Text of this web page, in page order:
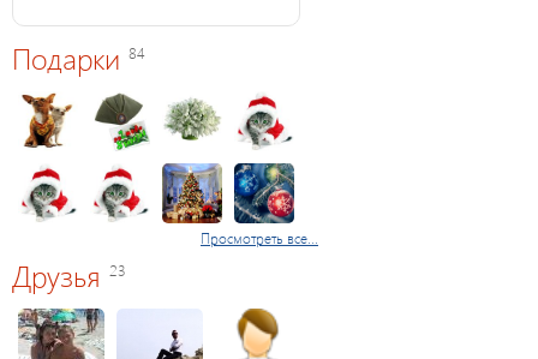
Подарки 84
Просмотреть все...
Друзья 23